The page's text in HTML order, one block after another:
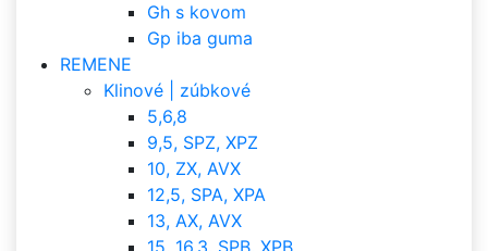
Gh s kovom
Gp iba guma
REMENE
Klinové | zúbkové
5,6,8
9,5, SPZ, XPZ
10, ZX, AVX
12,5, SPA, XPA
13, AX, AVX
15, 16,3, SPB, XPB